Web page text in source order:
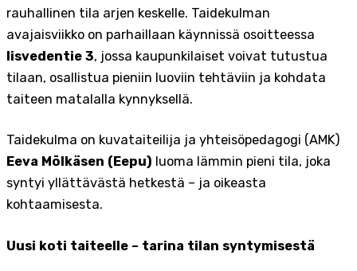
rauhallinen tila arjen keskelle. Taidekulman
avajaisviikko on parhaillaan käynnissä osoitteessa
Iisvedentie 3, jossa kaupunkilaiset voivat tutustua
tilaan, osallistua pieniin luoviin tehtäviin ja kohdata
taiteen matalalla kynnyksellä.
Taidekulma on kuvataiteilija ja yhteisöpedagogi (AMK)
Eeva Mölkäsen (Eepu) luoma lämmin pieni tila, joka
syntyi yllättävästä hetkestä – ja oikeasta
kohtaamisesta.
Uusi koti taiteelle – tarina tilan syntymisestä